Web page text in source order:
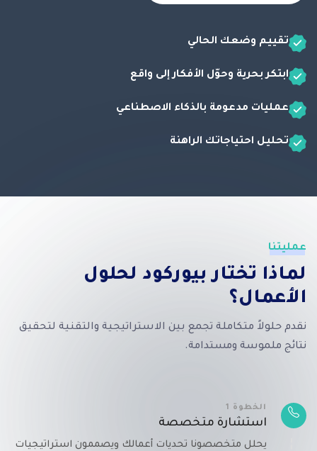
تقييم وضعك الحالي
ابتكر بحرية وحوّل الأفكار إلى واقع
عمليات مدعومة بالذكاء الاصطناعي
تحليل احتياجاتك الراهنة
عمليتنا
لماذا تختار بيوركود لحلول
الأعمال؟
نقدم حلولاً متكاملة تجمع بين الاستراتيجية والتقنية لتحقيق
نتائج ملموسة ومستدامة.
الخطوة 1
استشارة متخصصة
يحلل متخصصونا تحديات أعمالك ويصممون استراتيجيات